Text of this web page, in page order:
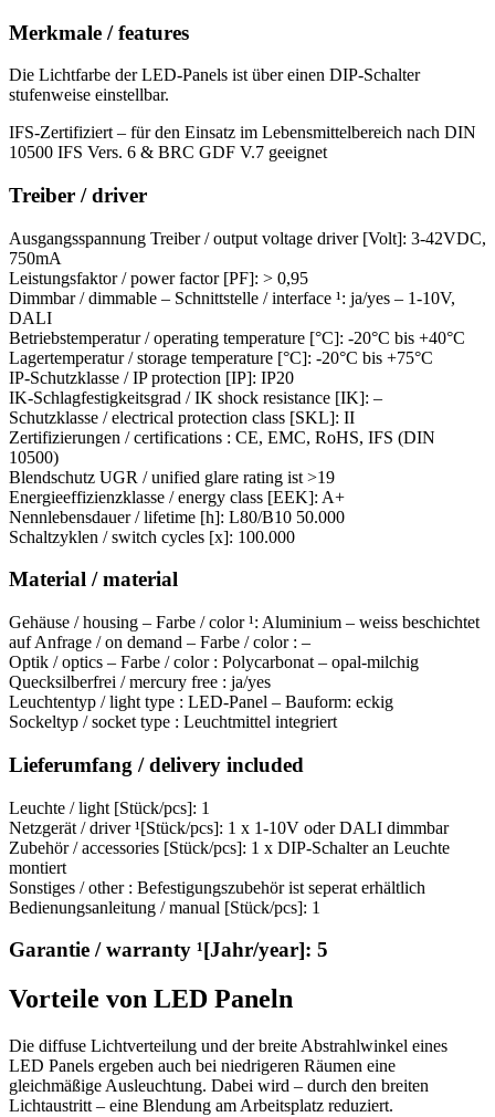
Merkmale / features
Die Lichtfarbe der LED-Panels ist über einen DIP-Schalter
stufenweise einstellbar.
IFS-Zertifiziert – für den Einsatz im Lebensmittelbereich nach DIN
10500 IFS Vers. 6 & BRC GDF V.7 geeignet
Treiber / driver
Ausgangsspannung Treiber / output voltage driver [Volt]: 3-42VDC,
750mA
Leistungsfaktor / power factor [PF]: > 0,95
Dimmbar / dimmable – Schnittstelle / interface ¹: ja/yes – 1-10V,
DALI
Betriebstemperatur / operating temperature [°C]: -20°C bis +40°C
Lagertemperatur / storage temperature [°C]: -20°C bis +75°C
IP-Schutzklasse / IP protection [IP]: IP20
IK-Schlagfestigkeitsgrad / IK shock resistance [IK]: –
Schutzklasse / electrical protection class [SKL]: II
Zertifizierungen / certifications : CE, EMC, RoHS, IFS (DIN
10500)
Blendschutz UGR / unified glare rating ist >19
Energieeffizienzklasse / energy class [EEK]: A+
Nennlebensdauer / lifetime [h]: L80/B10 50.000
Schaltzyklen / switch cycles [x]: 100.000
Material / material
Gehäuse / housing – Farbe / color ¹: Aluminium – weiss beschichtet
auf Anfrage / on demand – Farbe / color : –
Optik / optics – Farbe / color : Polycarbonat – opal-milchig
Quecksilberfrei / mercury free : ja/yes
Leuchtentyp / light type : LED-Panel – Bauform: eckig
Sockeltyp / socket type : Leuchtmittel integriert
Lieferumfang / delivery included
Leuchte / light [Stück/pcs]: 1
Netzgerät / driver ¹[Stück/pcs]: 1 x 1-10V oder DALI dimmbar
Zubehör / accessories [Stück/pcs]: 1 x DIP-Schalter an Leuchte
montiert
Sonstiges / other : Befestigungszubehör ist seperat erhältlich
Bedienungsanleitung / manual [Stück/pcs]: 1
Garantie / warranty ¹[Jahr/year]: 5
Vorteile von LED Paneln
Die diffuse Lichtverteilung und der breite Abstrahlwinkel eines
LED Panels ergeben auch bei niedrigeren Räumen eine
gleichmäßige Ausleuchtung. Dabei wird – durch den breiten
Lichtaustritt – eine Blendung am Arbeitsplatz reduziert.